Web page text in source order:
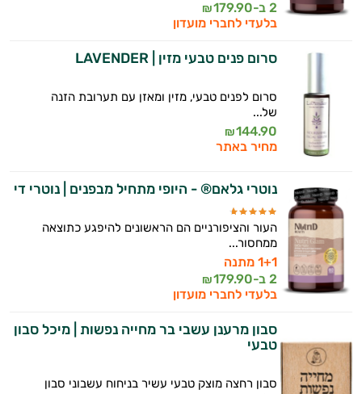
2 ב-
179.90
₪
בלעדי לחברי מועדון
סרום פנים טבעי מזין | LAVENDER
סרום לפנים טבעי, מזין ומאזן עם תערובת הזנה
של...
144.90
₪
מחיר באתר
נוטרי גלאם® - היופי מתחיל מבפנים | נוטרי די
העור והציפורניים הם הראשונים להיפגע כתוצאה
ממחסור...
1+1 מתנה
2 ב-
179.90
₪
בלעדי לחברי מועדון
סבון מרענן עשבי בר מחייה נפשות | מיכל סבון
טבעי
סבון רחצה מוצק טבעי עשיר בניחוח עשבוני סבון